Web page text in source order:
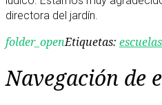
directora del jardín.
folder_openEtiquetas: escuelas
Navegación de